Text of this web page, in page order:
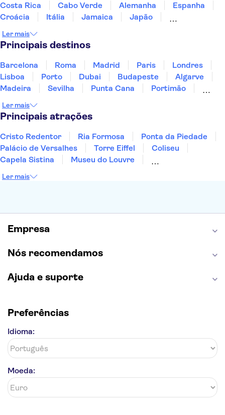
Costa Rica
Cabo Verde Alemanha
Espanha
Croácia
Itália Jamaica
Japão
Portugal
Singapura
Ler mais
Principais destinos
Barcelona Roma Madrid Paris
Londres
Lisboa
Porto Dubai Budapeste
Algarve
Madeira
Sevilha Punta Cana
Portimão
Sesimbra
Ler mais
Principais atrações
Cristo Redentor Ria Formosa
Ponta da Piedade
Palácio de Versalhes
Torre Eiffel
Coliseu
Capela Sistina
Museu do Louvre
Torre de Belém
Ler mais
Empresa
Nós recomendamos
Ajuda e suporte
Preferências
Idioma:
Moeda: